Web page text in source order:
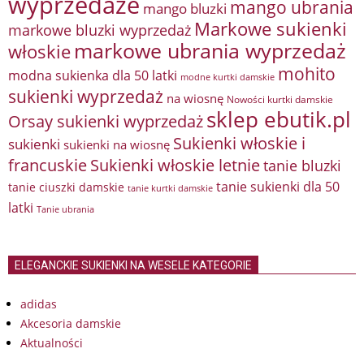
mango bluzki mango ubrania
markowe bluzki wyprzedaż Markowe sukienki
włoskie markowe ubrania wyprzedaż
modna sukienka dla 50 latki modne kurtki damskie mohito
sukienki wyprzedaż na wiosnę Nowości kurtki damskie
Orsay sukienki wyprzedażsklep ebutik.pl
sukienki sukienki na wiosnę Sukienki włoskie i
francuskieSukienki włoskie letnietanie bluzki
tanie ciuszki damskie tanie kurtki damskie tanie sukienki dla 50
latki Tanie ubrania
ELEGANCKIE SUKIENKI NA WESELE KATEGORIE
adidas
Akcesoria damskie
Aktualności